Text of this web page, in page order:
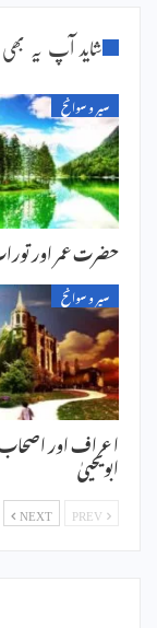
شاید آپ یہ بھی
سیر و سوانح
حضرت عمر اور
سیر و سوانح
اعراف اور
ابویحییٰ
NEXT